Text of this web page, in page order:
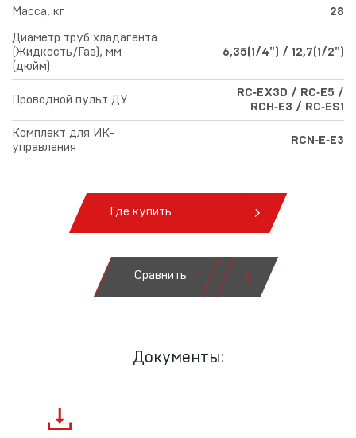
Масса, кг 28
Диаметр труб хладагента
(Жидкость/Газ), мм
(дюйм)
6,35(1/4") / 12,7(1/2")
Проводной пульт ДУ
RC‑EX3D / RC‑E5 /
RCH‑E3 / RC‑ES1
Комплект для ИК-
управления
RCN‑E‑E3
Где купить
Сравнить
Документы: